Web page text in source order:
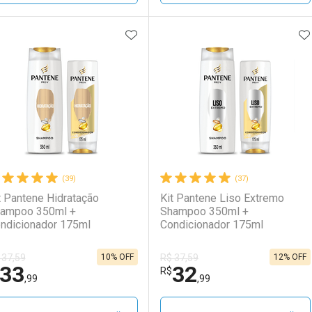
FECHAR
Ativar Desconto
FECHAR
Menos Laboratório
Ativar Desconto
Por Menos
(39)
Pantene Hidratação
350ml +
175ml
33,99
10% OFF
ADICIONAR AOS FAVORITOS
(37)
Kit Pantene Liso Extremo
Shampoo 350ml +
Condicionador 175ml
R$ 37,59
R$32,99
12% OFF